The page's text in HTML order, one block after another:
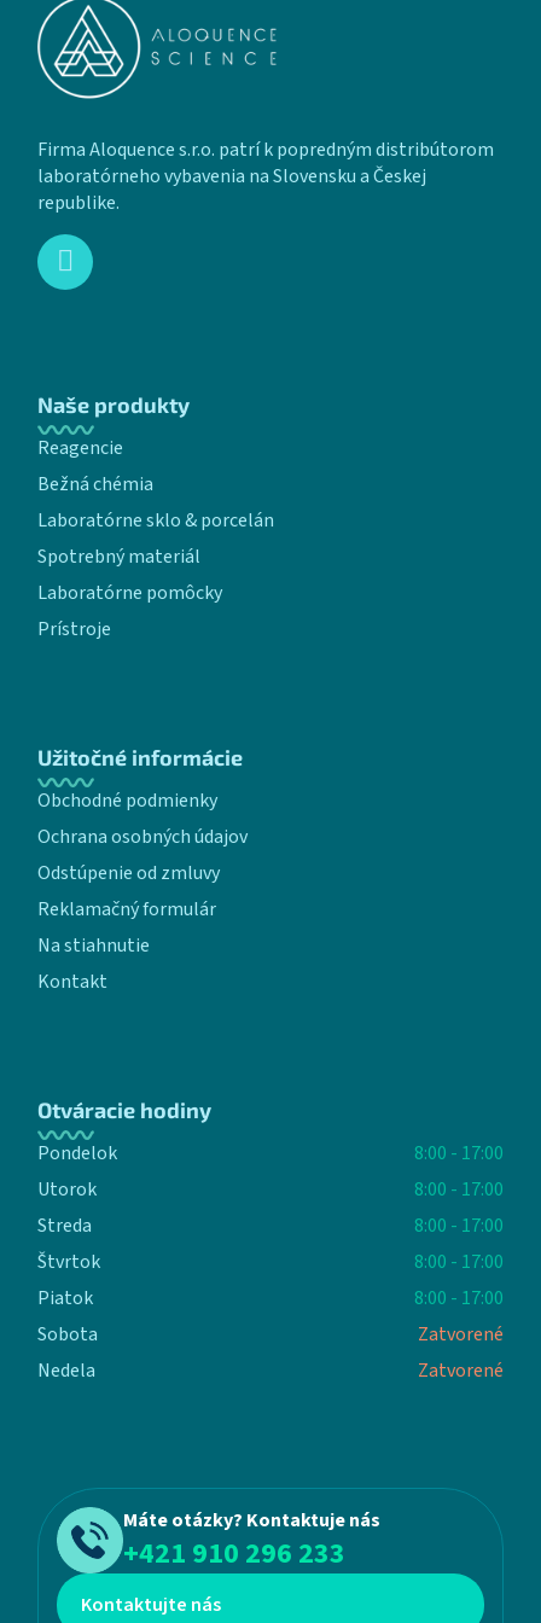
Firma Aloquence s.r.o. patrí k popredným distribútorom
laboratórneho vybavenia na Slovensku a Českej
republike.
Naše produkty
Reagencie
Bežná chémia
Laboratórne sklo & porcelán
Spotrebný materiál
Laboratórne pomôcky
Prístroje
Užitočné informácie
Obchodné podmienky
Ochrana osobných údajov
Odstúpenie od zmluvy
Reklamačný formulár
Na stiahnutie
Kontakt
Otváracie hodiny
Pondelok
8:00 - 17:00
Utorok
8:00 - 17:00
Streda
8:00 - 17:00
Štvrtok
8:00 - 17:00
Piatok
8:00 - 17:00
Sobota
Zatvorené
Nedela
Zatvorené
Máte otázky? Kontaktuje nás
+421 910 296 233
Kontaktujte nás